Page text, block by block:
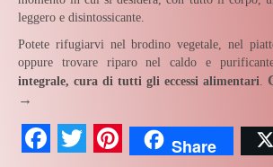
leggero e disintossicante.
Potete rifugiarvi nel brodino vegetale, nel
oppure trovare riparo nel caldo e
integrale, cura di tutti gli eccessi alimentari.
→
Facebook
TwitterPinterest
Share